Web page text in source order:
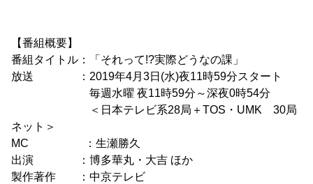
【番組概要】
番組タイトル：「それって!?実際どうなの課」
放送 ：2019年4月3日(水)夜11時59分スタート
毎週水曜 夜11時59分～深夜0時54分
＜日本テレビ系28局＋TOS・UMK 30局
ネット＞
MC ：生瀬勝久
出演 ：博多華丸・大吉 ほか
製作著作 ：中京テレビ